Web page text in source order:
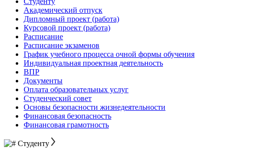
Академический отпуск
Дипломный проект (работа)
Курсовой проект (работа)
Расписание
Расписание экзаменов
График учебного процесса очной формы обучения
Индивидуальная проектная деятельность
ВПР
Документы
Оплата образовательных услуг
Студенческий совет
Основы безопасности жизнедеятельности
Финансовая безопасность
Финансовая грамотность
Студенту